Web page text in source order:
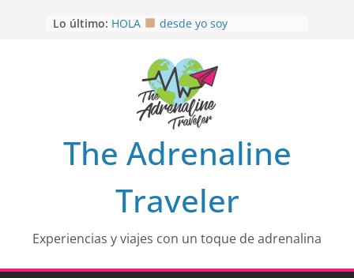
Lo último: MULITO!
Aprovechando que Wen tenía que
EL SENDERO DEL CACAO: Excelente
opción
HOSPEDAJE AL NATURALSHH !!
The Adrenaline
Traveler
Experiencias y viajes con un toque de adrenalina